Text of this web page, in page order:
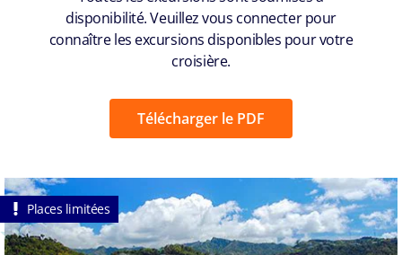
disponibilité. Veuillez vous connecter pour
connaître les excursions disponibles pour votre
croisière.
Télécharger le PDF
Places limitées